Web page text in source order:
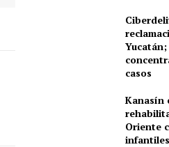
casos
Kanasín
Oriente